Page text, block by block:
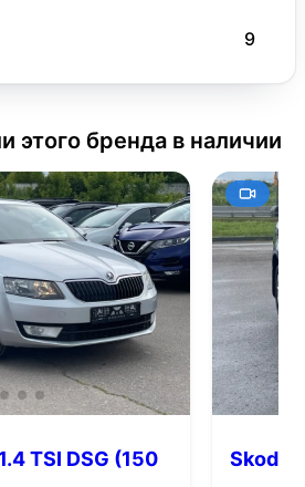
9
этого бренда в наличии
TSI DSG (150
Skoda